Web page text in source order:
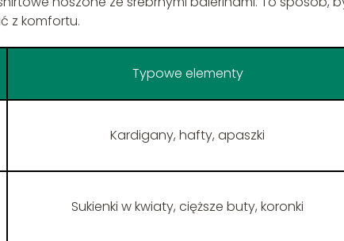
z komfortu.
Typowe elementy
Kardigany, hafty, apaszki
Sukienki w kwiaty, cięższe buty, koronki